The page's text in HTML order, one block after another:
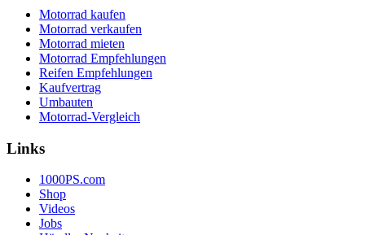
Motorrad kaufen
Motorrad verkaufen
Motorrad mieten
Motorrad Empfehlungen
Reifen Empfehlungen
Kaufvertrag
Umbauten
Motorrad-Vergleich
Links
1000PS.com
Shop
Videos
Jobs